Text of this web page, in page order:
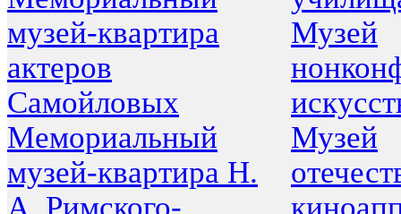
музей-квартира
актеров
Самойловых
Мемориальный
музей-квартира Н.
Музей
Музей